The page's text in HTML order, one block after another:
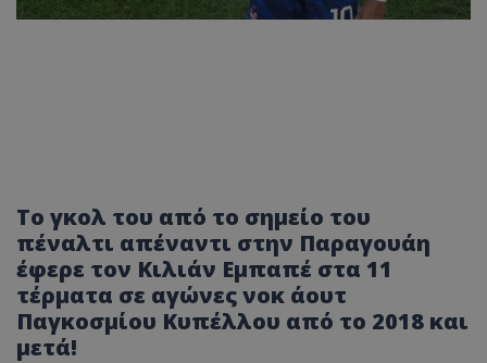
Το γκολ του από το σημείο του
πέναλτι απέναντι στην Παραγουάη
έφερε τον Κιλιάν Εμπαπέ στα 11
τέρματα σε αγώνες νοκ άουτ
Παγκοσμίου Κυπέλλου από το 2018 και
μετά!